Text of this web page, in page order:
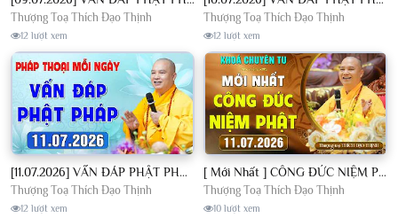
Thượng Toạ Thích Đạo Thịnh
12 lượt xem
Thượng Toạ Thích Đạo Thịnh
12 lượt xem
[11.07.2026] VẤN ĐÁP PHẬT PHÁP - Nghe Thầy giảng Pháp mỗi ngày CÔNG ĐỨC VÔ LƯỢNG│TT. Thích Đạo Thịnh
Thượng Toạ Thích Đạo Thịnh
12 lượt xem
[ Mới Nhất ] CÔNG ĐỨC NIỆM PHẬT - Khoá Chuyên Tu Chùa Khai Nguyên 11/07/2026 | TT. Thích Đạo Thịnh
Thượng Toạ Thích Đạo Thịnh
10 lượt xem